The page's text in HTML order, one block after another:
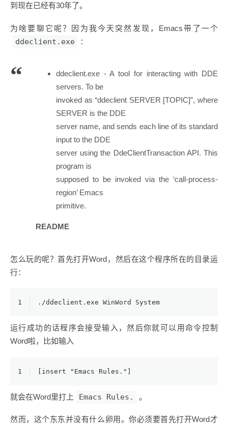
到现在已经有30年了。
为啥要聊它呢？因为我今天突然发现，Emacs带了一个
ddeclient.exe ：
ddeclient.exe - A tool for interacting with DDE
servers. To be
invoked as “ddeclient SERVER [TOPIC]”, where
SERVER is the DDE
server name, and sends each line of its standard
input to the DDE
server using the DdeClientTransaction API. This
program is
supposed to be invoked via the ‘call-process-
region’ Emacs
primitive.
README
怎么玩的呢？首先打开Word，然后在这个程序所在的目录运
行：
1 ./ddeclient.exe WinWord System
运行成功的话程序会接受输入，然后你就可以用命令控制
Word啦，比如输入
1 [insert "Emacs Rules."]
就会在Word里打上 Emacs Rules. 。
然而，这个东东并没有什么卵用。你必须要首先打开Word才